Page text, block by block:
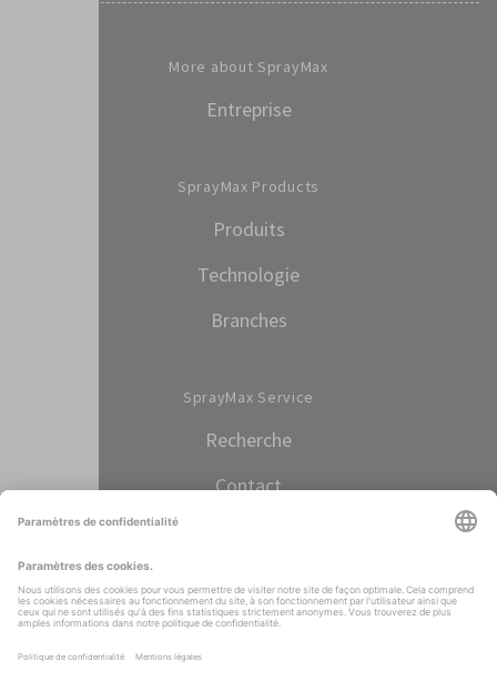
More about SprayMax
Entreprise
SprayMax Products
Produits
Technologie
Branches
SprayMax Service
Recherche
Contact
Select language